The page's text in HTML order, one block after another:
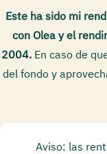
Este ha sido mi
con Olea y el
2004. En caso de
del fondo y
Aviso: las